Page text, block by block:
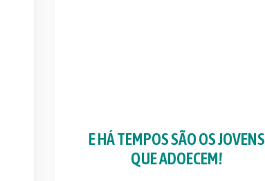
E HÁ TEMPOS SÃO OS JOVENS
QUE ADOECEM!